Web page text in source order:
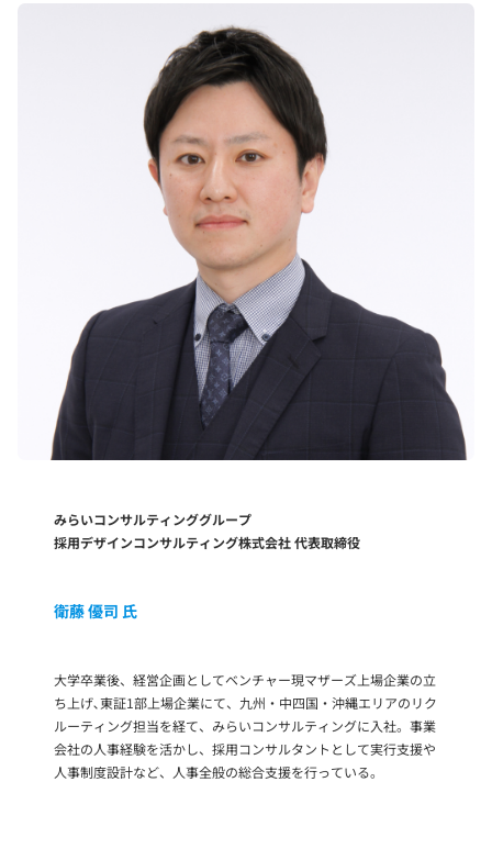
みらいコンサルティンググループ
採用デザインコンサルティング株式会社 代表取締役
衛藤 優司 氏
大学卒業後、経営企画としてベンチャー現マザーズ上場企業の立
ち上げ､東証1部上場企業にて、九州・中四国・沖縄エリアのリク
ルーティング担当を経て、みらいコンサルティングに入社。事業
会社の人事経験を活かし、採用コンサルタントとして実行支援や
人事制度設計など、人事全般の総合支援を行っている。